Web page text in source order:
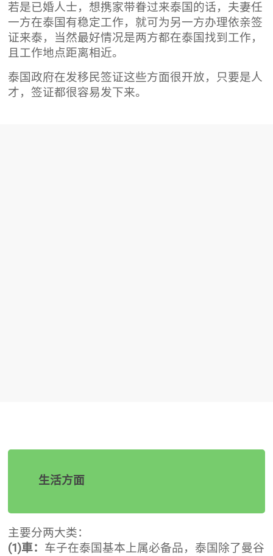
若是已婚人士，想携家带眷过来泰国的话，夫妻任
一方在泰国有稳定工作，就可为另一方办理依亲签
证来泰，当然最好情况是两方都在泰国找到工作，
且工作地点距离相近。
泰国政府在发移民签证这些方面很开放，只要是人
才，签证都很容易发下来。
生活方面
主要分两大类：
(1)車： 车子在泰国基本上属必备品，泰国除了曼谷